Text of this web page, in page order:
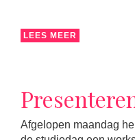
LEES MEER
Afgelopen maandag